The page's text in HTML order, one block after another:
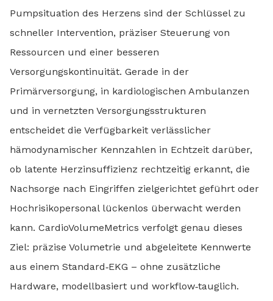
Pumpsituation des Herzens sind der Schlüssel zu
schneller Intervention, präziser Steuerung von
Ressourcen und einer besseren
Versorgungskontinuität. Gerade in der
Primärversorgung, in kardiologischen Ambulanzen
und in vernetzten Versorgungsstrukturen
entscheidet die Verfügbarkeit verlässlicher
hämodynamischer Kennzahlen in Echtzeit darüber,
ob latente Herzinsuffizienz rechtzeitig erkannt, die
Nachsorge nach Eingriffen zielgerichtet geführt oder
Hochrisikopersonal lückenlos überwacht werden
kann. CardioVolumeMetrics verfolgt genau dieses
Ziel: präzise Volumetrie und abgeleitete Kennwerte
aus einem Standard‑EKG – ohne zusätzliche
Hardware, modellbasiert und workflow‑tauglich.